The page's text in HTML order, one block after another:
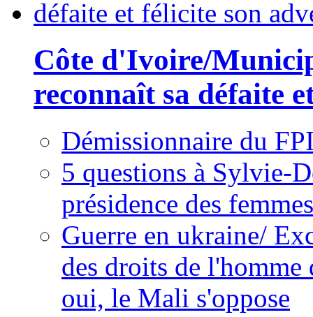
Côte d'Ivoire/
reconnaît sa défaite
Démissionnaire du
5 questions à Sylvie-
présidence des
Guerre en ukraine/
des droits de
oui, le Mali s'oppose